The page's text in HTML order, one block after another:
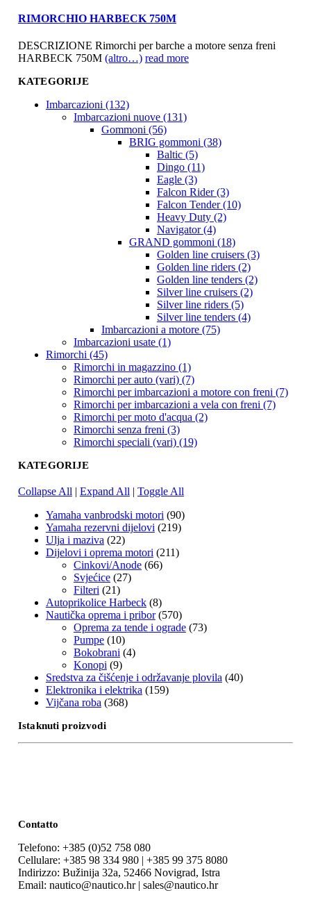
RIMORCHIO HARBECK 750M
DESCRIZIONE Rimorchi per barche a motore senza freni
HARBECK 750M (altro…) read more
KATEGORIJE
Imbarcazioni (132)
Imbarcazioni nuove (131)
Gommoni (56)
BRIG gommoni (38)
Baltic (5)
Dingo (11)
Eagle (3)
Falcon Rider (3)
Falcon Tender (10)
Heavy Duty (2)
Navigator (4)
GRAND gommoni (18)
Golden line cruisers (3)
Golden line riders (2)
Golden line tenders (2)
Silver line cruisers (2)
Silver line riders (5)
Silver line tenders (4)
Imbarcazioni a motore (75)
Imbarcazioni usate (1)
Rimorchi (45)
Rimorchi in magazzino (1)
Rimorchi per auto (vari) (7)
Rimorchi per imbarcazioni a motore con freni (7)
Rimorchi per imbarcazioni a vela con freni (7)
Rimorchi per moto d'acqua (2)
Rimorchi senza freni (3)
Rimorchi speciali (vari) (19)
KATEGORIJE
Collapse All | Expand All | Toggle All
Yamaha vanbrodski motori (90)
Yamaha rezervni dijelovi (219)
Ulja i maziva (22)
Dijelovi i oprema motori (211)
Cinkovi/Anode (66)
Svjećice (27)
Filteri (21)
Autoprikolice Harbeck (8)
Nautička oprema i pribor (570)
Oprema za tende i ograde (73)
Pumpe (10)
Bokobrani (4)
Konopi (9)
Sredstva za čišćenje i održavanje plovila (40)
Elektronika i elektrika (159)
Vijčana roba (368)
Istaknuti proizvodi
Contatto
Telefono: +385 (0)52 758 080
Cellulare: +385 98 334 980 | +385 99 375 8080
Indirizzo: Bužinija 32a, 52466 Novigrad, Istra
Email: nautico@nautico.hr | sales@nautico.hr